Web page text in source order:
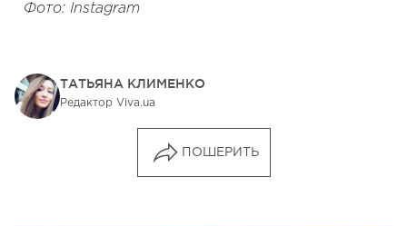
Фото: Instagram
ТАТЬЯНА КЛИМЕНКО
Редактор Viva.ua
ПОШЕРИТЬ